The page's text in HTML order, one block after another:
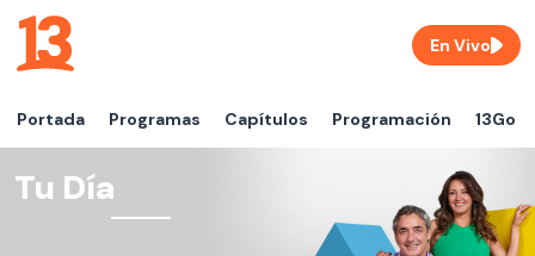
Portada Programas Capítulos Programación 13Go
En Vivo
Tu Día